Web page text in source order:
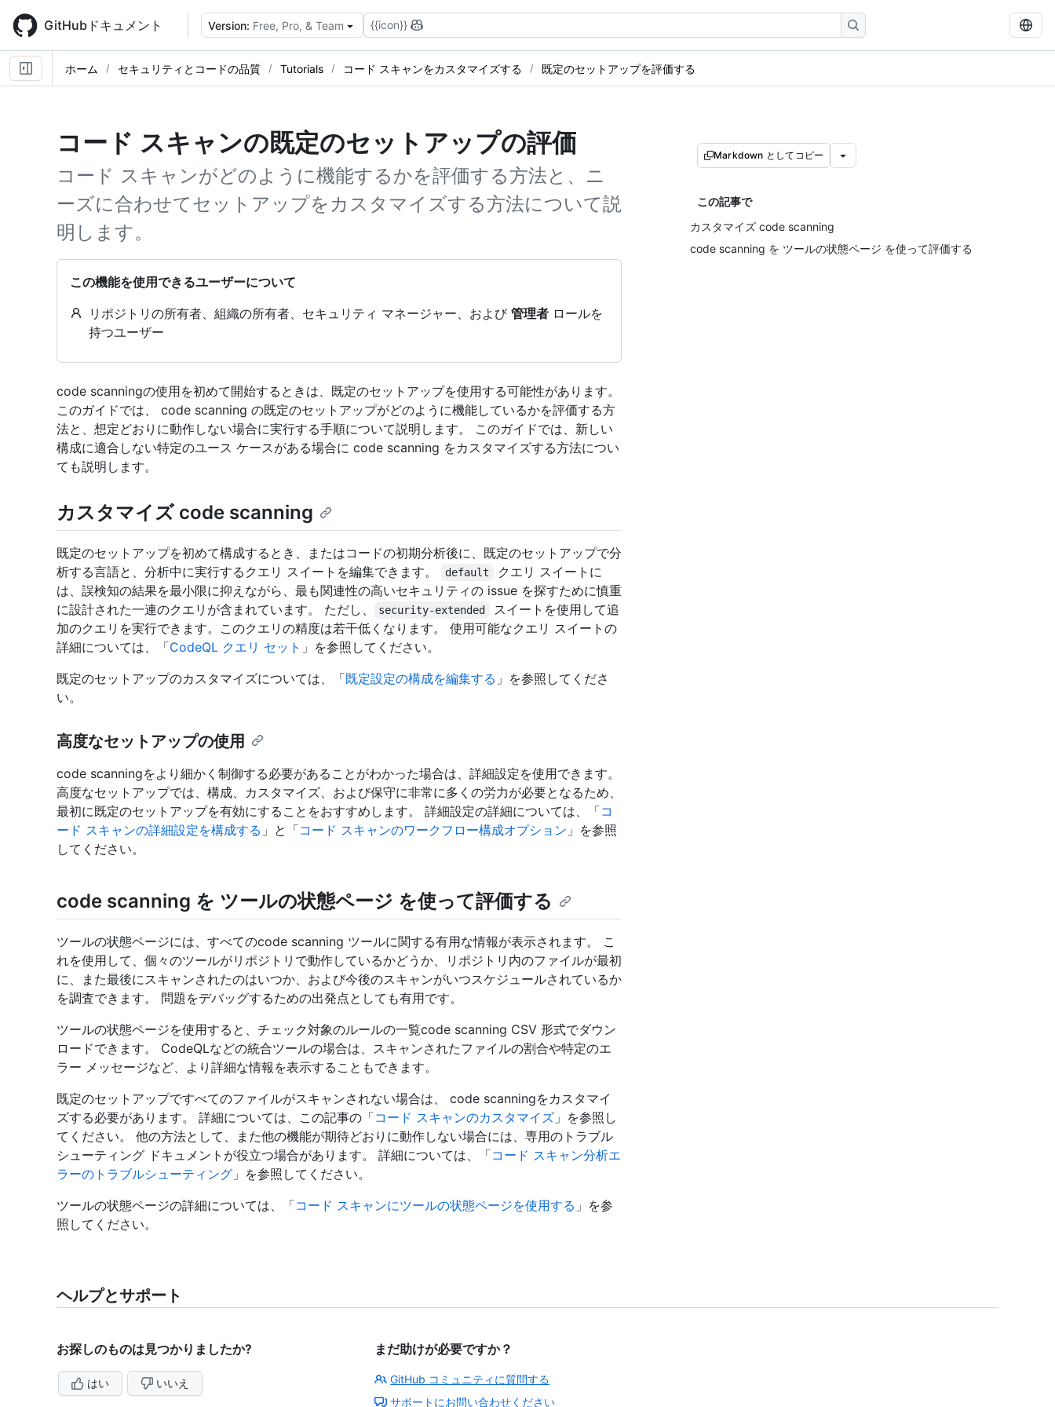
main
content
GitHubドキュメント Version: Free, Pro, & Team {{icon}}
ホーム セキュリティとコードの品質 Tutorials コード スキャンをカスタマイズする 既定のセットアップを評価する
コード スキャンの既定のセットアップの評価
コード スキャンがどのように機能するかを評価する方法と、ニ
ーズに合わせてセットアップをカスタマイズする方法について説
明します。
この機能を使用できるユーザーについて
リポジトリの所有者、組織の所有者、セキュリティ マネージャー、および 管理者 ロールを
持つユーザー
Markdown としてコピー
この記事で
カスタマイズ code scanning
code scanning を ツールの状態ページ を使って評価する
code scanningの使用を初めて開始するときは、既定のセットアップを使用する可能性があります。
このガイドでは、 code scanning の既定のセットアップがどのように機能しているかを評価する方
法と、想定どおりに動作しない場合に実行する手順について説明します。 このガイドでは、新しい
構成に適合しない特定のユース ケースがある場合に code scanning をカスタマイズする方法につい
ても説明します。
カスタマイズ code scanning
既定のセットアップを初めて構成するとき、またはコードの初期分析後に、既定のセットアップで分
析する言語と、分析中に実行するクエリ スイートを編集できます。
default
クエリ スイートに
は、誤検知の結果を最小限に抑えながら、最も関連性の高いセキュリティの issue を探すために慎重
に設計された一連のクエリが含まれています。 ただし、
security-extended
スイートを使用して追
加のクエリを実行できます。このクエリの精度は若干低くなります。 使用可能なクエリ スイートの
詳細については、「CodeQL クエリ セット 」を参照してください。
既定のセットアップのカスタマイズについては、「既定設定の構成を編集する 」を参照してくださ
い。
高度なセットアップの使用
code scanningをより細かく制御する必要があることがわかった場合は、詳細設定を使用できます。
高度なセットアップでは、構成、カスタマイズ、および保守に非常に多くの労力が必要となるため、
最初に既定のセットアップを有効にすることをおすすめします。 詳細設定の詳細については、「コ
ード スキャンの詳細設定を構成する 」と「コード スキャンのワークフロー構成オプション 」を参照
してください。
code scanning を ツールの状態ページ を使って評価する
ツールの状態ページには、すべてのcode scanning ツールに関する有用な情報が表示されます。 こ
れを使用して、個々のツールがリポジトリで動作しているかどうか、リポジトリ内のファイルが最初
に、また最後にスキャンされたのはいつか、および今後のスキャンがいつスケジュールされているか
を調査できます。 問題をデバッグするための出発点としても有用です。
ツールの状態ページを使用すると、チェック対象のルールの一覧code scanning CSV 形式でダウン
ロードできます。 CodeQLなどの統合ツールの場合は、スキャンされたファイルの割合や特定のエ
ラー メッセージなど、より詳細な情報を表示することもできます。
既定のセットアップですべてのファイルがスキャンされない場合は、 code scanningをカスタマイ
ズする必要があります。 詳細については、この記事の「コード スキャンのカスタマイズ 」を参照し
てください。 他の方法として、また他の機能が期待どおりに動作しない場合には、専用のトラブル
シューティング ドキュメントが役立つ場合があります。 詳細については、「コード スキャン分析エ
ラーのトラブルシューティング 」を参照してください。
ツールの状態ページの詳細については、「コード スキャンにツールの状態ページを使用する 」を参
照してください。
ヘルプとサポート
お探しのものは見つかりましたか?
はい いいえ
まだ助けが必要ですか？
GitHub コミュニティに質問する
サポートにお問い合わせください